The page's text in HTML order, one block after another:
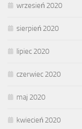
wrzesień 2020
sierpień 2020
lipiec 2020
czerwiec 2020
maj 2020
kwiecień 2020